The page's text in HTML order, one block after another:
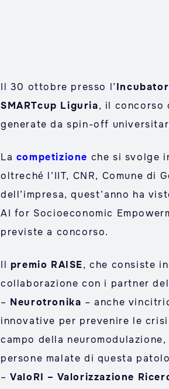
Il 30 ottobre presso l’
SMARTcup Liguria, il concorso
generate da spin-off
La competizione che si svolge
oltreché l’IIT, CNR, Comune
dell’impresa, quest’anno ha
AI for Socioeconomic
previste a concorso.
Il premio RAISE, che consiste
collaborazione con i partner
– Neurotronika – anche
innovative per prevenire le
campo della
persone malate di questa
–ValoRI – Valorizzazione